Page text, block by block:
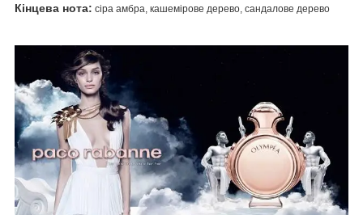
Кінцева нота: сіра амбра, кашемірове дерево, сандалове дерево